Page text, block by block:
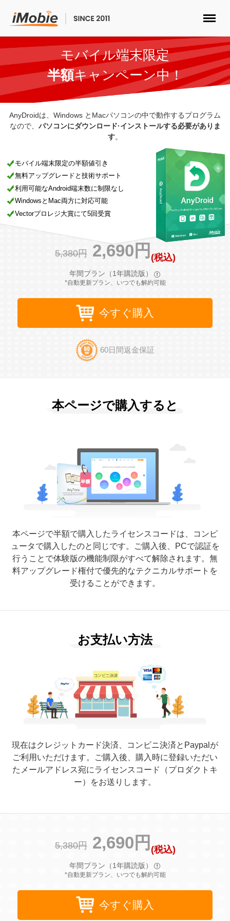
ロック解除&データ復元
データ転送
マルチメディア
ソリューション
ストア
ダウンロード
モバイル端末限定
半額キャンペーン中！
AnyDroidは、Windows とMacパソコンの中で動作するプログラム
なので、 パソコンにダウンロード·インストールする必要がありま
す。
モバイル端末限定の半額値引き
無料アップグレードと技術サポート
利用可能なAndroid端末数に制限なし
WindowsとMac両方に対応可能
Vectorプロレジ大賞にて5回受賞
5,380円 2,690円 (税込)
年間プラン（1年購読版）
*自動更新プラン、いつでも解約可能
今すぐ購入
60日間返金保証
本ページで購入すると
本ページで半額で購入したライセンスコードは、コンピ
ュータで購入したのと同じです。ご購入後、PCで認証を
行うことで体験版の機能制限がすべて解除されます。無
料アップグレード権付で優先的なテクニカルサポートを
受けることができます。
お支払い方法
現在はクレジットカード決済、コンビニ決済とPaypalが
ご利用いただけます。ご購入後、購入時に登録いただい
たメールアドレス宛にライセンスコード（プロダクトキ
ー）をお送りします。
5,380円 2,690円 (税込)
年間プラン（1年購読版）
*自動更新プラン、いつでも解約可能
今すぐ購入